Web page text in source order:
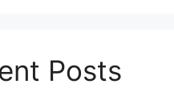
Posts